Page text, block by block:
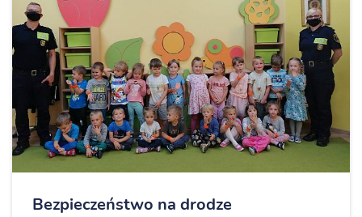
Bezpieczeństwo na drodze